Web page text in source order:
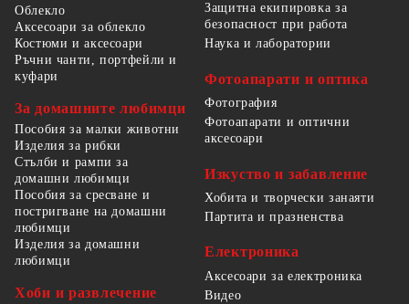
Облекло
Аксесоари за облекло
Костюми и аксесоари
Ръчни чанти, портфейли и
куфари
За домашните любимци
Пособия за малки животни
Изделия за рибки
Стълби и рампи за
домашни любимци
Пособия за сресване и
постригване на домашни
любимци
Изделия за домашни
любимци
Хоби и развлечение
Защитна екипировка за
безопасност при работа
Наука и лаборатории
Фотоапарати и оптика
Фотография
Фотоапарати и оптични
аксесоари
Изкуство и забавление
Хобита и творчески занаяти
Партита и празненства
Електроника
Аксесоари за електроника
Видео